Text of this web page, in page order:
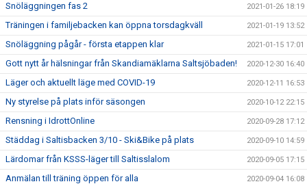
Snöläggningen fas 2 2021-01-26 18:19
Träningen i familjebacken kan öppna torsdagkväll 2021-01-19 13:52
Snöläggning pågår - första etappen klar 2021-01-15 17:01
Gott nytt år hälsningar från Skandiamäklarna Saltsjöbaden! 2020-12-30 16:40
Läger och aktuellt läge med COVID-19 2020-12-11 16:53
Ny styrelse på plats inför säsongen 2020-10-12 22:15
Rensning i IdrottOnline 2020-09-28 17:12
Städdag i Saltisbacken 3/10 - Ski&Bike på plats 2020-09-10 14:59
Lärdomar från KSSS-läger till Saltisslalom 2020-09-05 17:15
Anmälan till träning öppen för alla 2020-09-04 16:08